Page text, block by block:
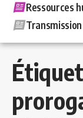
Ressources